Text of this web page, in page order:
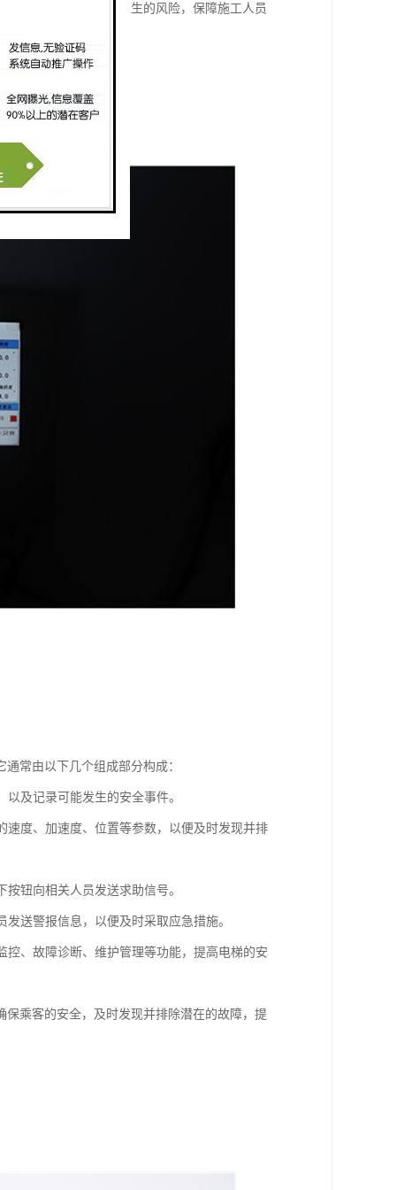
全隐患，减少事故发生的风险，保障施工人员
常由以下几个组成部分构成：
及记录可能发生的安全事件。
度、加速度、位置等参数，以便及时发现并排
钮向相关人员发送求助信号。
送警报信息，以便及时采取应急措施。
、故障诊断、维护管理等功能，提高电梯的安
乘客的安全，及时发现并排除潜在的故障，提